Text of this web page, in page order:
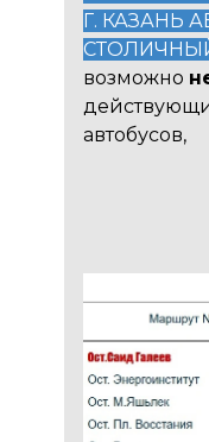
Г. КАЗАНЬ
возможно
автобусов,